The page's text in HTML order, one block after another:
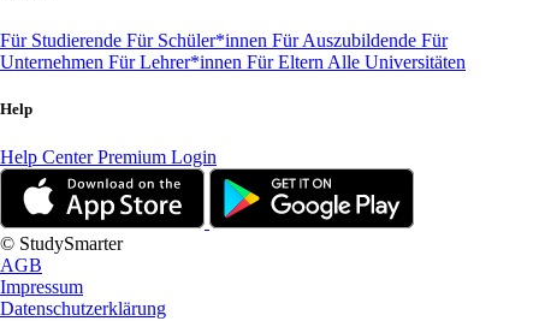
Für Studierende Für Schüler*innen Für Auszubildende Für
Unternehmen Für Lehrer*innen Für Eltern Alle Universitäten
Help
Help CenterPremium Login
© StudySmarter
AGB
Impressum
Datenschutzerklärung